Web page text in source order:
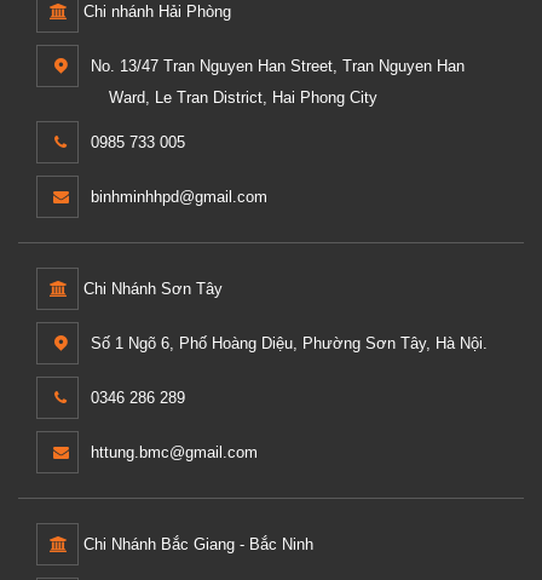
Chi nhánh Hải Phòng
No. 13/47 Tran Nguyen Han Street, Tran Nguyen Han
Ward, Le Tran District, Hai Phong City
0985 733 005
binhminhhpd@gmail.com
Chi Nhánh Sơn Tây
Số 1 Ngõ 6, Phố Hoàng Diệu, Phường Sơn Tây, Hà Nội.
0346 286 289
httung.bmc@gmail.com
Chi Nhánh Bắc Giang - Bắc Ninh